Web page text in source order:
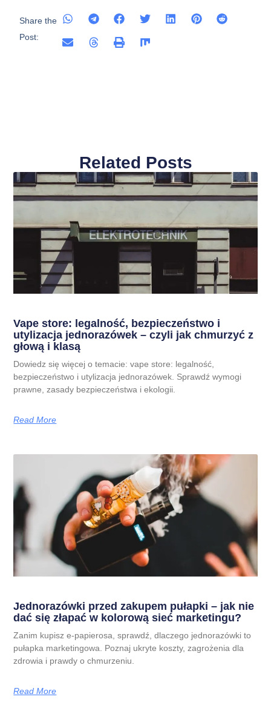
Share the
Post:
Related Posts
Vape store: legalność, bezpieczeństwo i
utylizacja jednorazówek – czyli jak chmurzyć z
głową i klasą
Dowiedz się więcej o temacie: vape store: legalność,
bezpieczeństwo i utylizacja jednorazówek. Sprawdź wymogi
prawne, zasady bezpieczeństwa i ekologii.
Read More
Jednorazówki przed zakupem pułapki – jak nie
dać się złapać w kolorową sieć marketingu?
Zanim kupisz e-papierosa, sprawdź, dlaczego jednorazówki to
pułapka marketingowa. Poznaj ukryte koszty, zagrożenia dla
zdrowia i prawdy o chmurzeniu.
Read More